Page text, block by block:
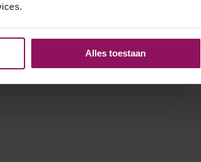
Alles toestaan